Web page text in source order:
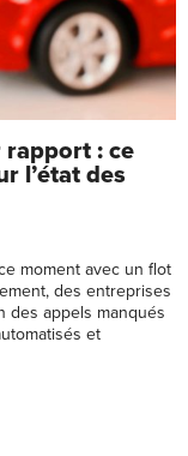
rapport : ce
l’état des
moment avec un flot
des entreprises
des appels manqués
et